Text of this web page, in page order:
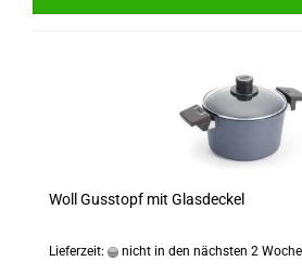
Woll Gusstopf mit Glasdeckel
Lieferzeit: nicht in den nächsten 2